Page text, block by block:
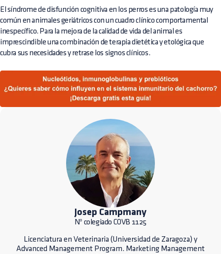
El síndrome de disfunción cognitiva en los perros es una patología muy
común en animales geriátricos con un cuadro clínico comportamental
inespecífico. Para la mejora de la calidad de vida del animal es
imprescindible una combinación de terapia dietética y etológica que
cubra sus necesidades y retrase los signos clínicos.
Josep Campmany
Nº colegiado COVB 1125
Licenciatura en Veterinaria (Universidad de Zaragoza) y
Advanced Management Program. Marketing Management